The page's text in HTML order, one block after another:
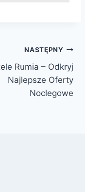
NASTĘPNY
Rumia – Odkryj
Najlepsze Oferty
Noclegowe